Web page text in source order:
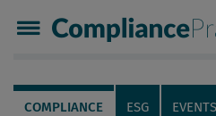
Compliance
Servicenavigation
Navigation
COMPLIANCE ESG EVENTS